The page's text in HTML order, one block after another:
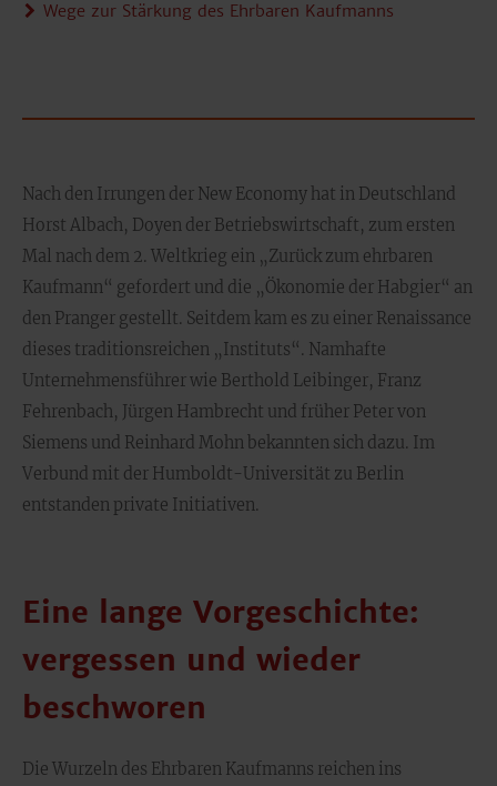
Wege zur Stärkung des Ehrbaren Kaufmanns
Nach den Irrungen der New Economy hat in Deutschland
Horst Albach, Doyen der Betriebswirtschaft, zum ersten
Mal nach dem 2. Weltkrieg ein „Zurück zum ehrbaren
Kaufmann“ gefordert und die „Ökonomie der Habgier“ an
den Pranger gestellt. Seitdem kam es zu einer Renaissance
dieses traditionsreichen „Instituts“. Namhafte
Unternehmensführer wie Berthold Leibinger, Franz
Fehrenbach, Jürgen Hambrecht und früher Peter von
Siemens und Reinhard Mohn bekannten sich dazu. Im
Verbund mit der Humboldt-Universität zu Berlin
entstanden private Initiativen.
Eine lange Vorgeschichte:
vergessen und wieder
beschworen
Die Wurzeln des Ehrbaren Kaufmanns reichen ins